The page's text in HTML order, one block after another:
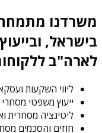
משרדנו
בישראל,
לארה"ב
ליווי השקעות
ייעוץ משפטי מסחרי
ליטיגציה מסחרית
חוזים והסכמים